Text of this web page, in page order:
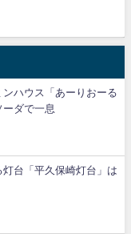
ンハウス「あーりおーる
ダで一息
灯台「平久保崎灯台」は